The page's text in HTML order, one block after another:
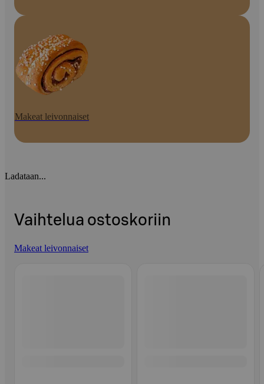
Makeat leivonnaiset
Ladataan...
Vaihtelua ostoskoriin
Makeat leivonnaiset